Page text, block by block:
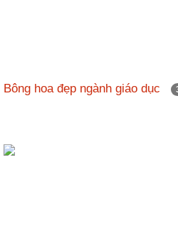
Bông hoa đẹp ngành giáo dục